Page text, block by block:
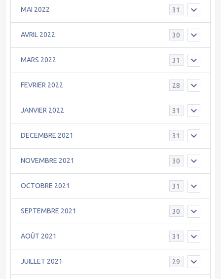
MAI 2022 31
AVRIL 2022 30
MARS 2022 31
FEVRIER 2022 28
JANVIER 2022 31
DECEMBRE 2021 31
NOVEMBRE 2021 30
OCTOBRE 2021 31
SEPTEMBRE 2021 30
AOÛT 2021 31
JUILLET 2021 29